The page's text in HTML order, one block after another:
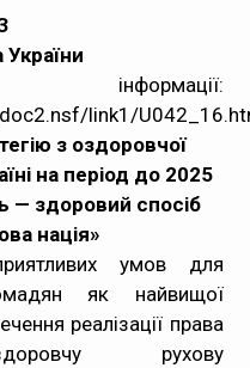
link1/
з оздоровчої
на період до 2025
— здоровий спосіб
нація»
умов для
як найвищої
реалізації права
рухову